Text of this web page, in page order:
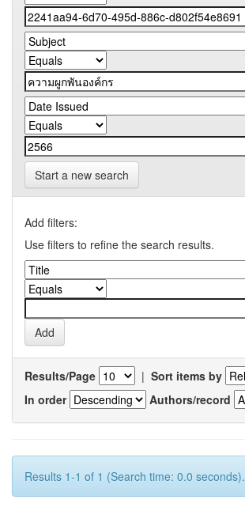
Start a new search
Add filters:
Use filters to refine the search results.
Results/Page | Sort items by
In order
Authors/record
Results 1-1 of 1 (Search time: 0.0 seconds).